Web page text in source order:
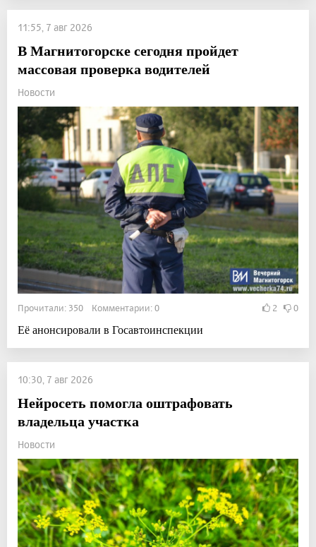
11:55, 7 авг 2026
В Магнитогорске сегодня пройдет
массовая проверка водителей
Новости
Прочитали: 350 Комментарии: 0 2 0
Её анонсировали в Госавтоинспекции
10:30, 7 авг 2026
Нейросеть помогла оштрафовать
владельца участка
Новости